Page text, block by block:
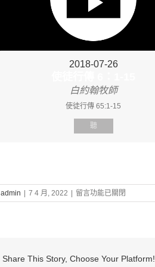
2018-07-26
白約翰牧師
使徒行傳 65:1-15
聽
admin 7 4 月, 2022
在
〈證
徒
留言功能已關閉
Share This Story, Choose Your Platform!